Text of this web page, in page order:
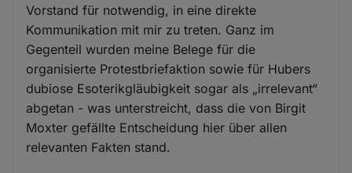
Vorstand für notwendig, in eine direkte
Kommunikation mit mir zu treten. Ganz im
Gegenteil wurden meine Belege für die
organisierte Protestbriefaktion sowie für Hubers
dubiose Esoterikgläubigkeit sogar als „irrelevant“
abgetan - was unterstreicht, dass die von Birgit
Moxter gefällte Entscheidung hier über allen
relevanten Fakten stand.